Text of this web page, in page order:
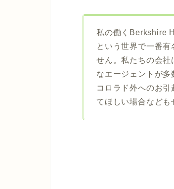
私の働くBerkshire
という世界で一番
せん。私たちの会社
なエージェントが多
コロラド外へのお
てほしい場合なども